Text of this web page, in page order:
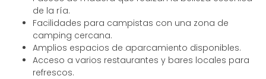
de la ría.
Facilidades para campistas con una zona de
camping cercana.
Amplios espacios de aparcamiento disponibles.
Acceso a varios restaurantes y bares locales para
refrescos.